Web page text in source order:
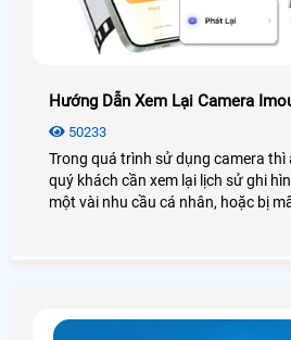
Hướng Dẫn Xem Lại Camera
50233
Trong quá trình sử dụng camera thì
quý khách cần xem lại lịch sử ghi
một vài nhu cầu cá nhân, hoặc bị